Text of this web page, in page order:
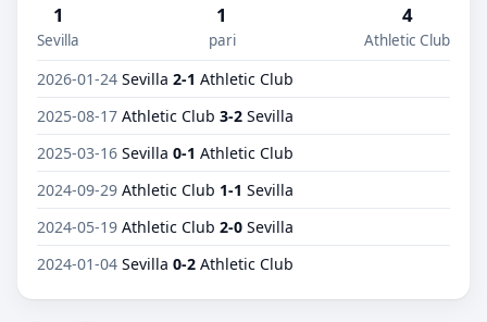
1
Sevilla
1
pari
4
Athletic Club
2026-01-24 Sevilla 2-1 Athletic Club
2025-08-17 Athletic Club 3-2 Sevilla
2025-03-16 Sevilla 0-1 Athletic Club
2024-09-29 Athletic Club 1-1 Sevilla
2024-05-19 Athletic Club 2-0 Sevilla
2024-01-04 Sevilla 0-2 Athletic Club